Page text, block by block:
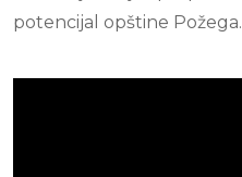
potencijal opštine Požega.